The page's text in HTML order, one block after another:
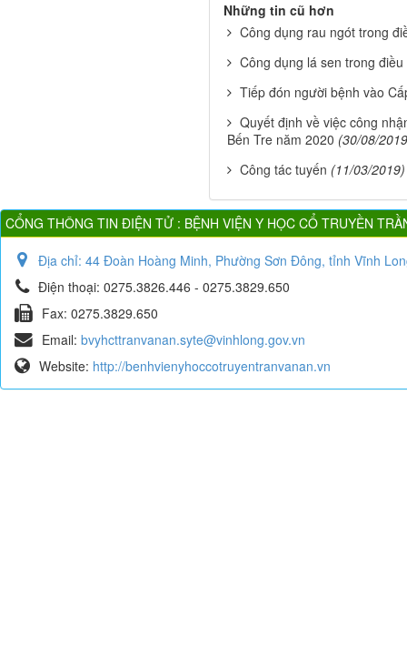
Những tin cũ hơn
Công dụng rau ngót trong
Công dụng lá sen trong
Tiếp đón người bệnh vào
Quyết định về việc công
Bến Tre năm 2020 (30/08/
Công tác tuyến (11/03/2019)
CỔNG THÔNG TIN ĐIỆN TỬ : BỆNH VIỆN Y HỌC CỔ TRUYỀN
Địa chỉ: 44 Đoàn Hoàng Minh, Phường Sơn Đông, tỉnh Vĩnh
Điện thoại: 0275.3826.446 - 0275.3829.650
Fax: 0275.3829.650
Email: bvyhcttranvanan.syte@vinhlong.gov.vn
Website: http://benhvienyhoccotruyentranvanan.vn